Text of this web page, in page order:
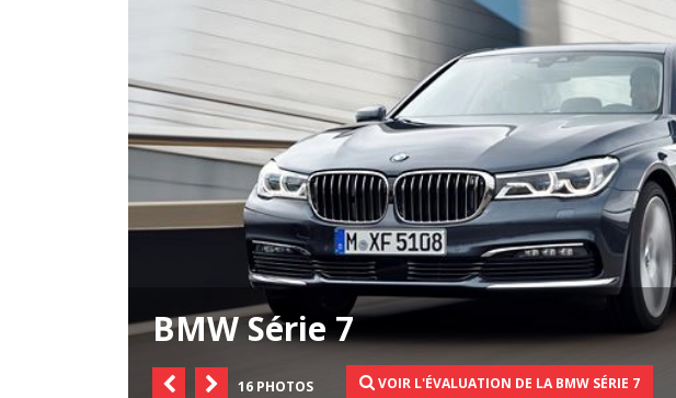
BMW Série 7
16 PHOTOS VOIR L'ÉVALUATION DE LA BMW SÉRIE 7